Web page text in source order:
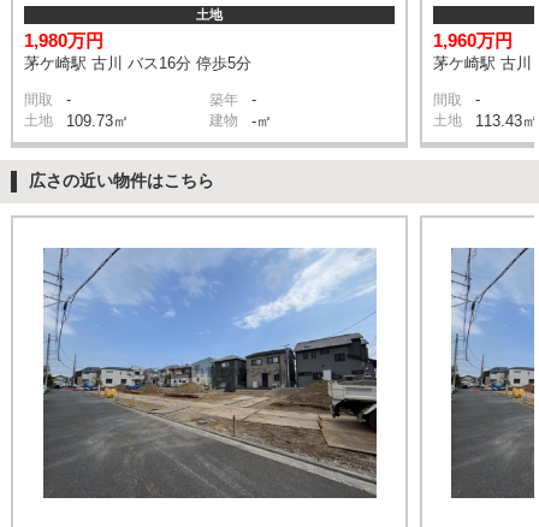
土地
1,980万円
茅ケ崎駅 古川 バス16分 停歩5分
間取 - 築年 -
土地 109.73㎡ 建物 -㎡
1,960万円
茅ケ崎駅 古川
間取 -
土地 113.43㎡
広さの近い物件はこちら